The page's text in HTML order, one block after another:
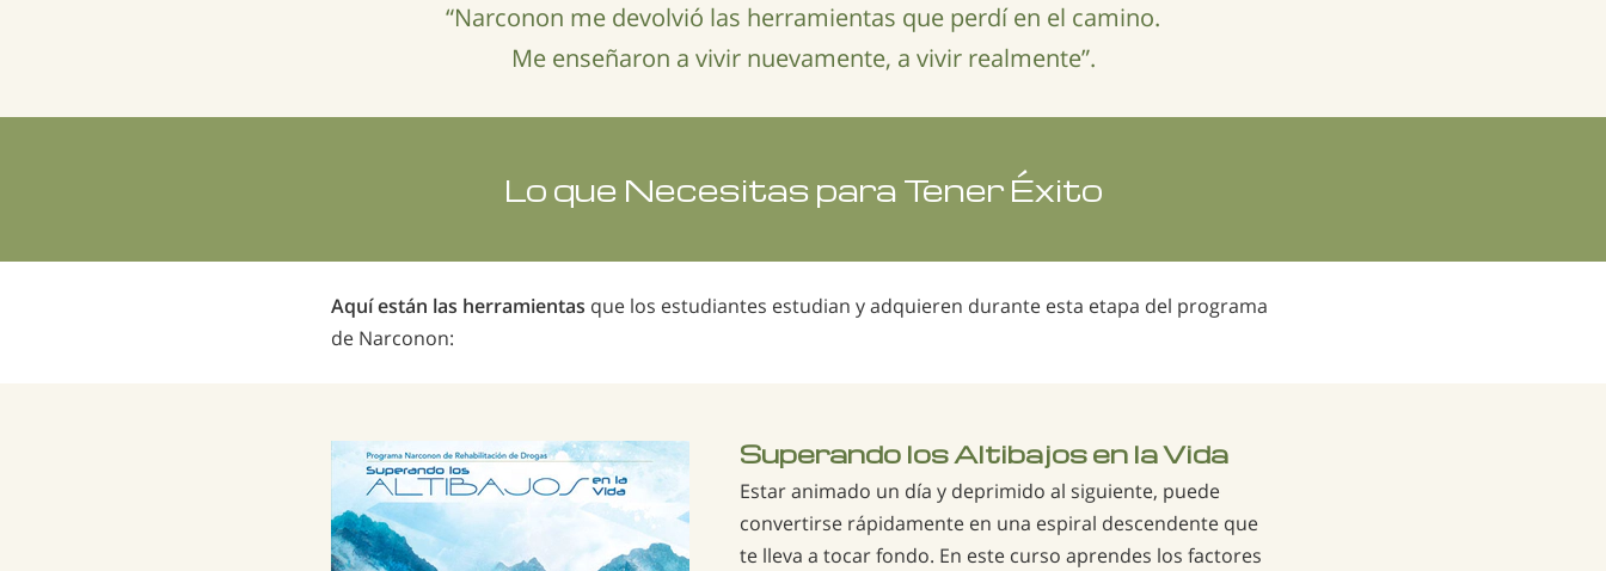
“Narconon me devolvió las herramientas que perdí en el camino.
Me enseñaron a vivir nuevamente, a vivir realmente”.
Lo que Necesitas para Tener Éxito
Aquí están las herramientas que los estudiantes estudian y adquieren durante esta etapa del programa
de Narconon:
Superando los Altibajos en la Vida
Estar animado un día y deprimido al siguiente, puede
convertirse rápidamente en una espiral descendente que
te lleva a tocar fondo. En este curso aprendes los factores